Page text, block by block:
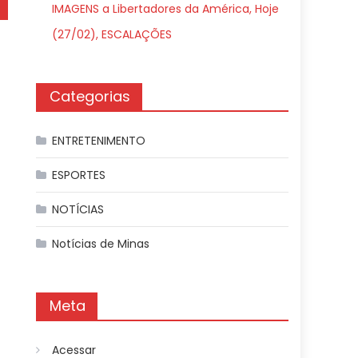
IMAGENS a Libertadores da América, Hoje
(27/02), ESCALAÇÕES
Categorias
ENTRETENIMENTO
ESPORTES
NOTÍCIAS
Notícias de Minas
Meta
Acessar